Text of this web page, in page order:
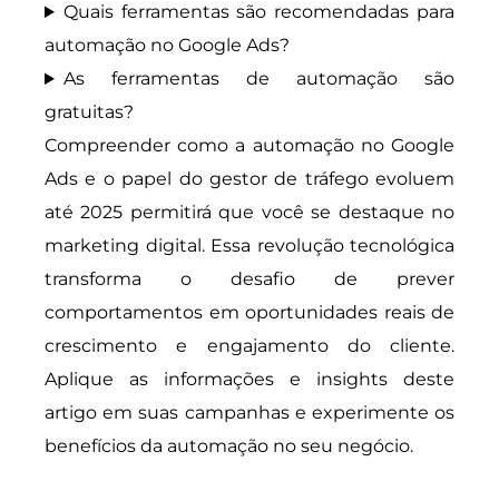
Quais ferramentas são recomendadas para
automação no Google Ads?
As ferramentas de automação são
gratuitas?
Compreender como a automação no Google
Ads e o papel do gestor de tráfego evoluem
até 2025 permitirá que você se destaque no
marketing digital. Essa revolução tecnológica
transforma o desafio de prever
comportamentos em oportunidades reais de
crescimento e engajamento do cliente.
Aplique as informações e insights deste
artigo em suas campanhas e experimente os
benefícios da automação no seu negócio.